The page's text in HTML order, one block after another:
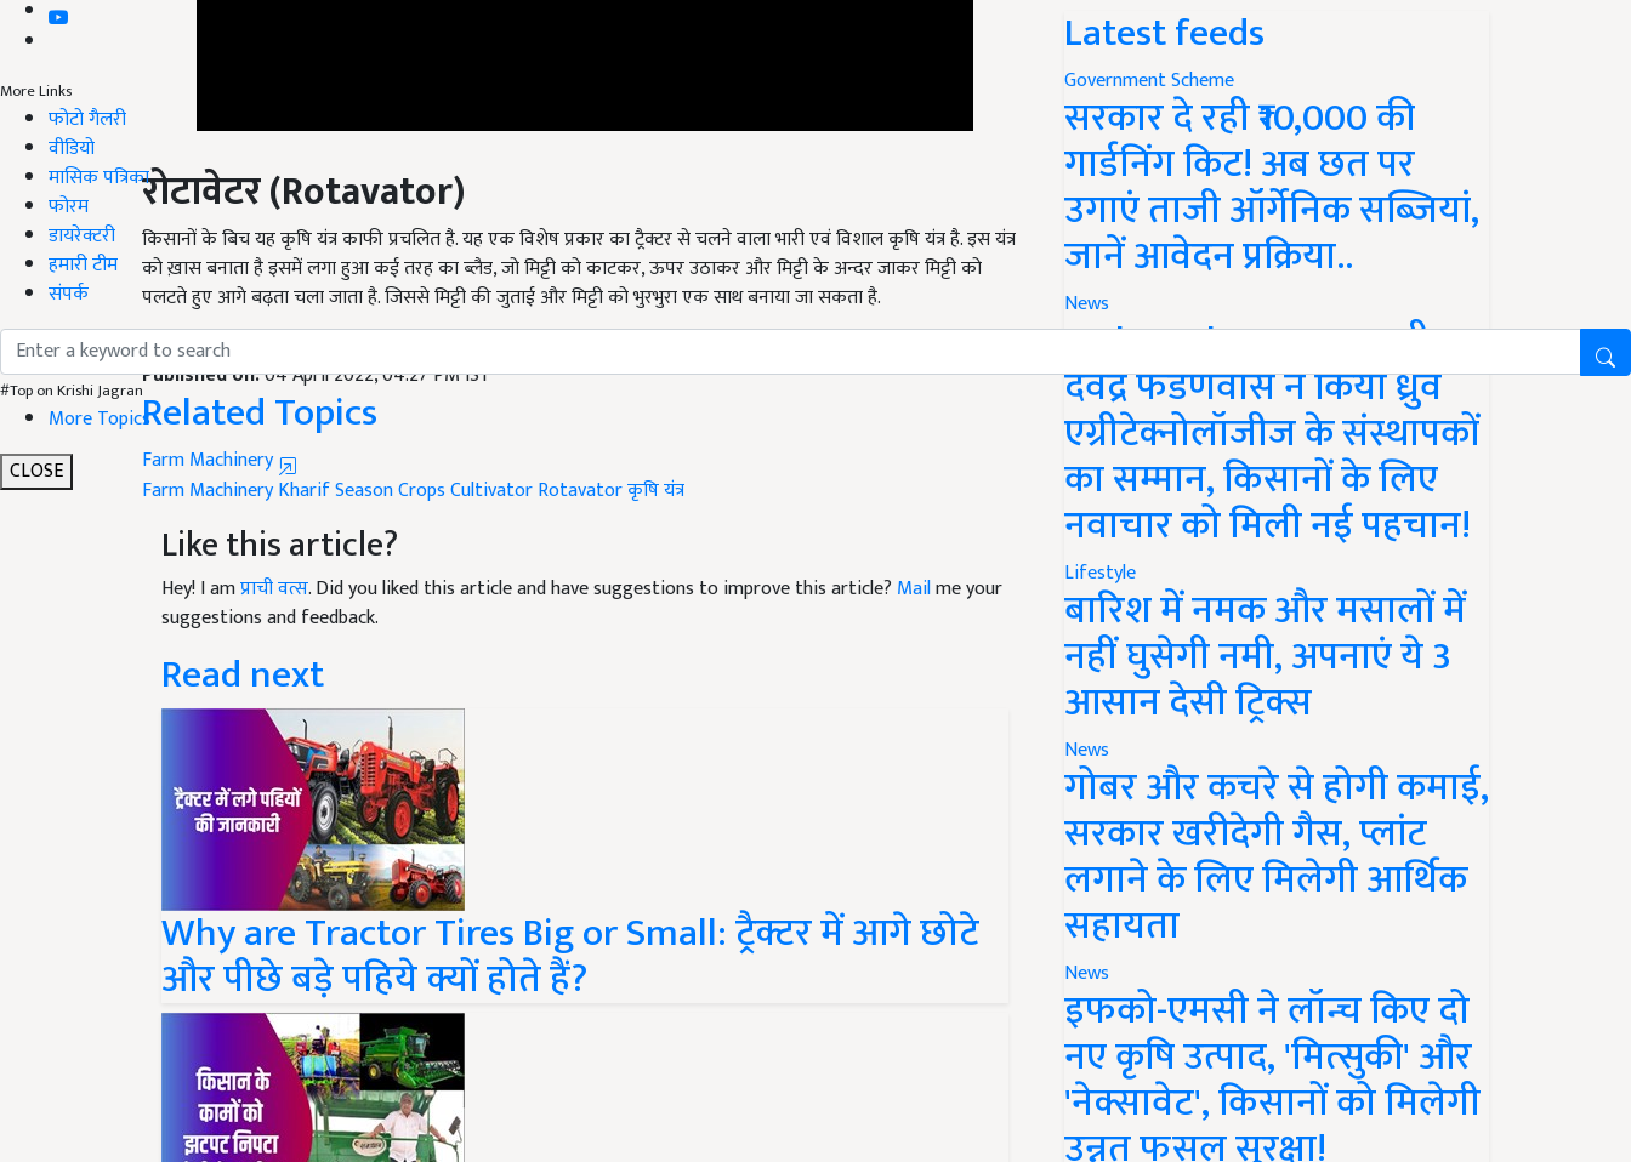
More Links
फोटो गैलरी
वीडियो
मासिक पत्रिका
फोरम
डायरेक्टरी
हमारी टीम
संपर्क
#Top on Krishi Jagran
More Topics
CLOSE
रोटावेटर(Rotavator)
किसानों के बिच यह कृषि यंत्र काफी प्रचलित है. यह एक विशेष प्रकार का ट्रैक्टर से चलने वाला भारी एवं विशाल कृषि यंत्र है. इस यंत्र
को ख़ास बनाता है इसमें लगा हुआ कई तरह का ब्लैड, जो मिट्टी को काटकर, ऊपर उठाकर और मिट्टी के अन्दर जाकर मिट्टी को
पलटते हुए आगे बढ़ता चला जाता है. जिससे मिट्टी की जुताई और मिट्टी को भुरभुरा एक साथ बनाया जा सकता है.
English Summary:
Farm Machine, Farmers are ready for the Kharif season, buying agricultural machinery
Published on:
Related Topics
Farm Machinery
Farm Machinery Kharif Season Crops
Like this article?
Hey! I amप्राची वत्स. Did you liked this article and have suggestions to improve this article?
suggestions and feedback.
Read next
Why are Tractor Tires Big or Small: ट्रैक्टर में आगे छोटे
और पीछे बड़े पहिये क्यों होते हैं?
Latest feeds
Government Scheme
सरकार दे रही ₹10,000 की
गार्डनिंग किट! अब छत पर
उगाएं ताजी ऑर्गेनिक सब्जियां,
जानें आवेदन प्रक्रिया..
News
Maharashtra News: सीएम
देवेंद्र फडणवीस ने किया ध्रुव
एग्रीटेक्नोलॉजीज के संस्थापकों
का सम्मान, किसानों के लिए
नवाचार को मिली नई पहचान!
Lifestyle
बारिश में नमक और मसालों में
नहीं घुसेगी नमी, अपनाएं ये 3
आसान देसी ट्रिक्स
News
गोबर और कचरे से होगी कमाई,
सरकार खरीदेगी गैस, प्लांट
लगाने के लिए मिलेगी आर्थिक
सहायता
News
इफको-एमसी ने लॉन्च किए दो
नए कृषि उत्पाद, 'मित्सुकी' और
'नेक्सावेट', किसानों को मिलेगी